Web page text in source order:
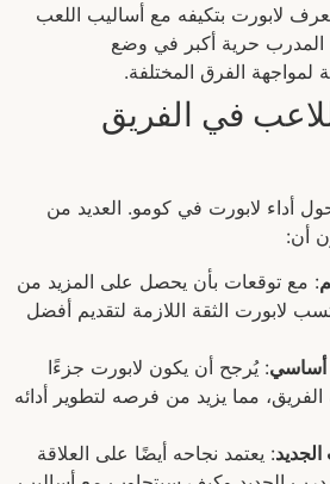
لابورت بتكيفه مع أساليب اللعب
المدرب حرية أكبر في وضع
لمواجهة الفرق المختلفة.
في الفريق
أداء لابورت في كومو. العديد من
أن:
: مع توقعات بأن يحصل على المزيد من
لابورت الثقة اللازمة لتقديم أفضل
أساسي: يُرجح أن يكون لابورت جزءًا
مما يزيد من فرصه لتطوير أدائه
: يعتمد نجاحه أيضًا على العلاقة